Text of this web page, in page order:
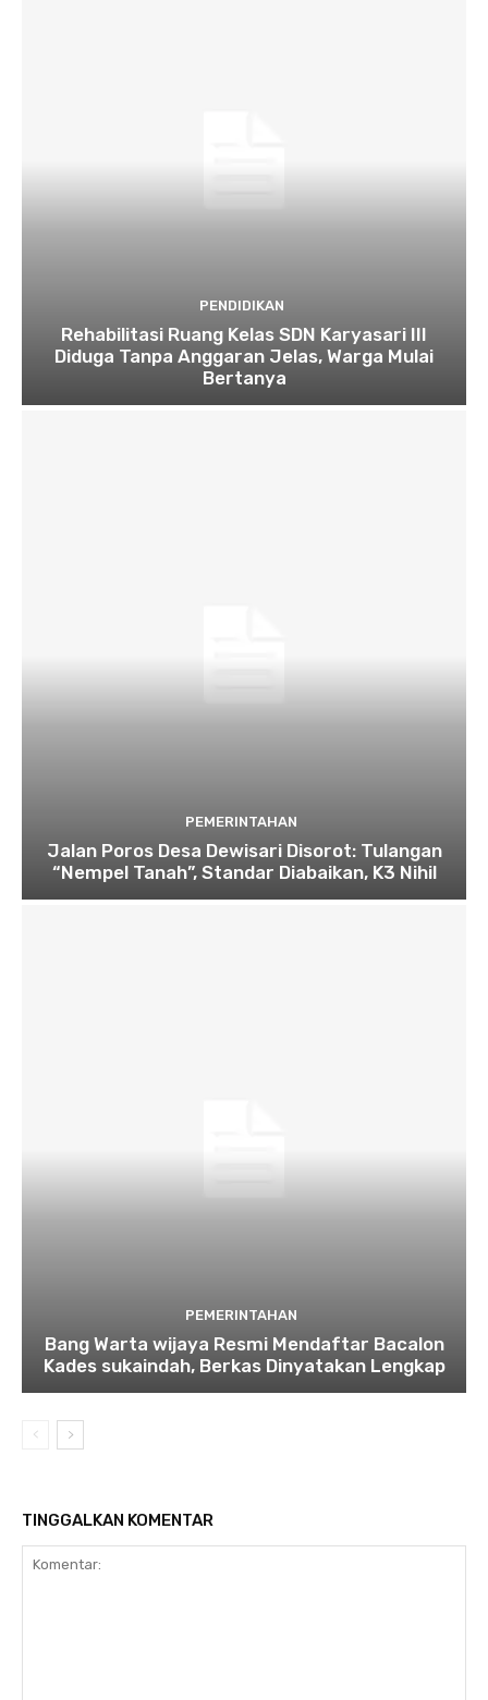
PENDIDIKAN
Rehabilitasi Ruang Kelas SDN Karyasari III
Diduga Tanpa Anggaran Jelas, Warga Mulai
Bertanya
PEMERINTAHAN
Jalan Poros Desa Dewisari Disorot: Tulangan
“Nempel Tanah”, Standar Diabaikan, K3 Nihil
PEMERINTAHAN
Bang Warta wijaya Resmi Mendaftar Bacalon
Kades sukaindah, Berkas Dinyatakan Lengkap
TINGGALKAN KOMENTAR